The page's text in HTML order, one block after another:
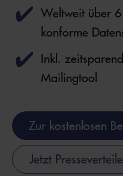
Weltweit über
konforme
Inkl.
Mailingtool
Zur kostenlosen
Jetzt